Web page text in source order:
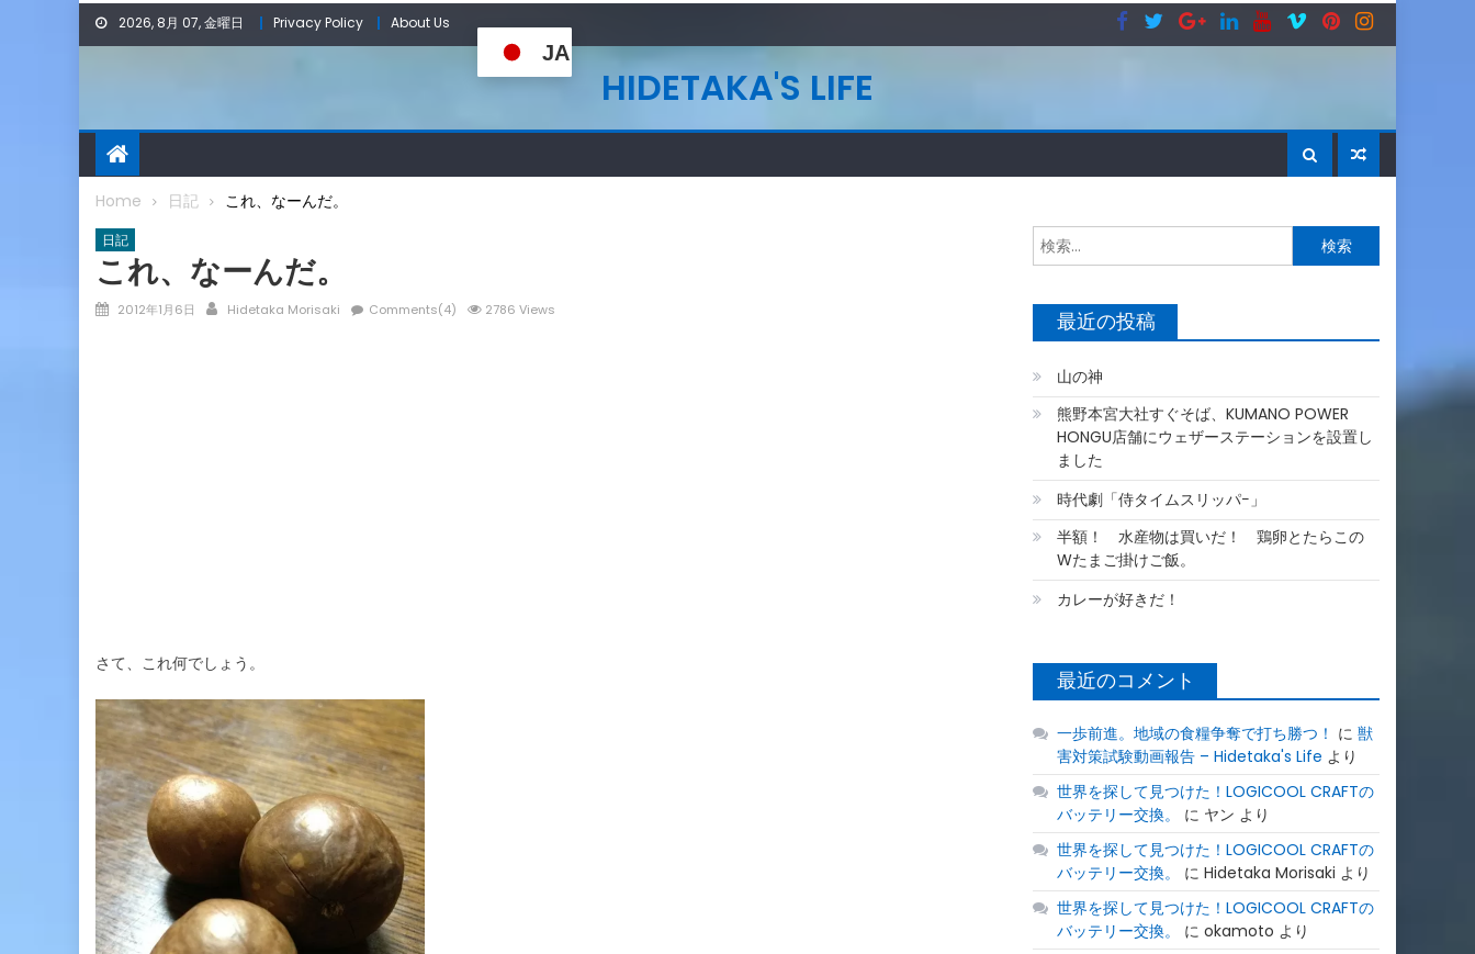
Skip
2026, 8月 07, 金曜日 Privacy Policy About Us
JA
HIDETAKA'S LIFE
Home 日記 これ、なーんだ。
日記
これ、なーんだ。
Posted
2012年1月6日 Author
Hidetaka Morisaki Comments(4) 2786 Views
さて、これ何でしょう。
索:
最近の投稿
山の神
熊野本宮大社すぐそば、KUMANO POWER
HONGU店舗にウェザーステーションを設置し
ました
時代劇「侍タイムスリッパ−」
半額！ 水産物は買いだ！ 鶏卵とたらこの
Wたまご掛けご飯。
カレーが好きだ！
最近のコメント
一歩前進。地域の食糧争奪で打ち勝つ！ に獣
害対策試験動画報告 – Hidetaka's Life より
世界を探して見つけた！LOGICOOL CRAFTの
バッテリー交換。
に ヤン より
世界を探して見つけた！LOGICOOL CRAFTの
バッテリー交換。
にHidetaka Morisaki より
世界を探して見つけた！LOGICOOL CRAFTの
バッテリー交換。
にokamoto より